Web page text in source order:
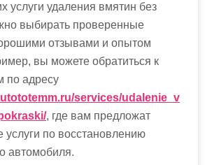
услуги удаления вмятин без
выбирать проверенные
отзывами и опытом
вы можете обратиться к
по адресу
services/udalenie_v
, где вам предложат
услуги по восстановлению
автомобиля.